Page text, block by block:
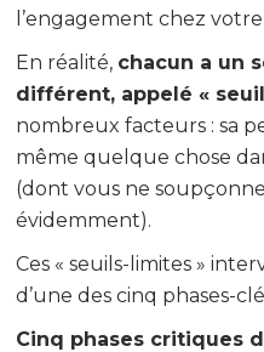
l’engagement chez
En réalité, chacun a un
différent, appelé «
nombreux facteurs : sa
même quelque chose
(dont vous ne
évidemment).
Ces « seuils-limites »
d’une des cinq phases-
Cinq phases critiques